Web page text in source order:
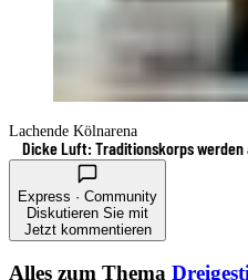
Lachende Kölnarena
Dicke Luft: Traditionskorps
Express · Community
Diskutieren Sie mit
Jetzt kommentieren
Alles zum Thema